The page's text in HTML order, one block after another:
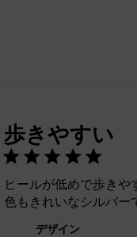
歩きやすい
ヒールが低めで歩きや
色もきれいなシルバー
デザイン